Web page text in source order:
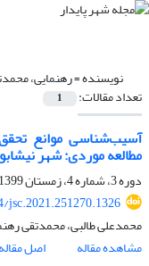
نویسنده =رهنمایی،
تعداد مقالات: 1
آسیب‌شناسی موانع
مطالعه موردی: شهر
دوره 3، شماره 4، زمستان 1399، صفحه
jsc.2021.251270.1326
محمدعلی طالبی، محمدتقی
مشاهده مقاله
اصل مقاله